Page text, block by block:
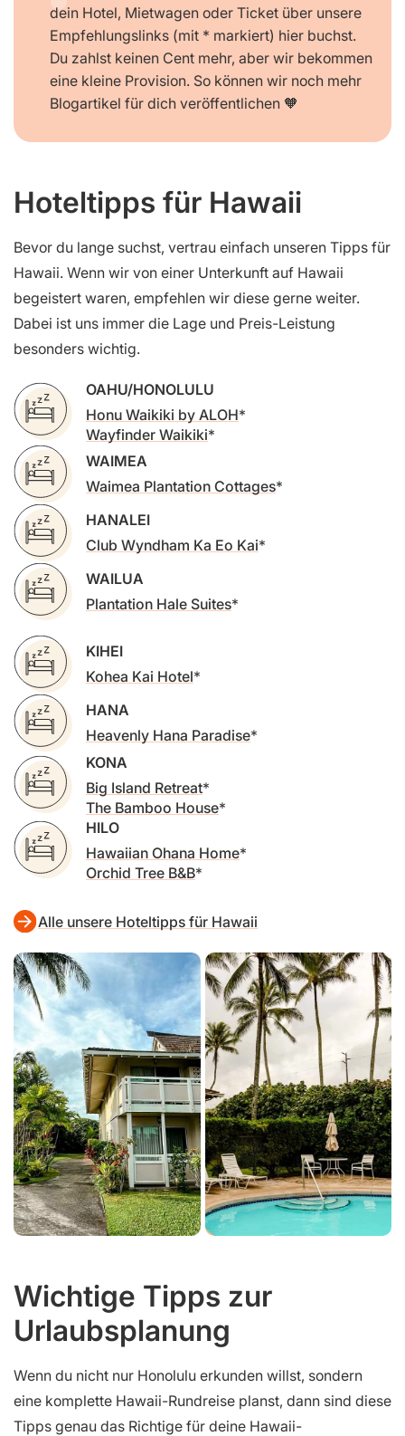
dein Hotel, Mietwagen oder Ticket über unsere
Empfehlungslinks (mit * markiert) hier buchst.
Du zahlst keinen Cent mehr, aber wir bekommen
eine kleine Provision. So können wir noch mehr
Blogartikel für dich veröffentlichen 🧡
Hoteltipps für Hawaii
Bevor du lange suchst, vertrau einfach unseren Tipps für
Hawaii. Wenn wir von einer Unterkunft auf Hawaii
begeistert waren, empfehlen wir diese gerne weiter.
Dabei ist uns immer die Lage und Preis-Leistung
besonders wichtig.
OAHU/HONOLULU
Honu Waikiki by ALOH
Wayfinder Waikiki
WAIMEA
Waimea Plantation Cottages
HANALEI
Club Wyndham Ka Eo Kai
WAILUA
Plantation Hale Suites
KIHEI
Kohea Kai Hotel
HANA
Heavenly Hana Paradise
KONA
Big Island Retreat
The Bamboo House
HILO
Hawaiian Ohana Home
Orchid Tree B&B
Alle unsere Hoteltipps für Hawaii
Wichtige Tipps zur
Urlaubsplanung
Wenn du nicht nur Honolulu erkunden willst, sondern
eine komplette Hawaii-Rundreise planst, dann sind diese
Tipps genau das Richtige für deine Hawaii-